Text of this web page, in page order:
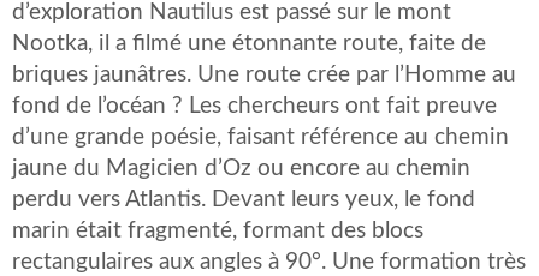
d’exploration Nautilus est passé sur le mont
Nootka, il a filmé une étonnante route, faite de
briques jaunâtres. Une route crée par l’Homme au
fond de l’océan ? Les chercheurs ont fait preuve
d’une grande poésie, faisant référence au chemin
jaune du Magicien d’Oz ou encore au chemin
perdu vers Atlantis. Devant leurs yeux, le fond
marin était fragmenté, formant des blocs
rectangulaires aux angles à 90°. Une formation très